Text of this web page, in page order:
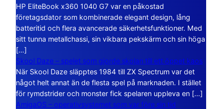
HP EliteBook x360 1040 G7 var en påkostad
företagsdator som kombinerade elegant design, lång
batteritid och flera avancerade säkerhetsfunktioner. Med
sitt tunna metallchassi, sin vikbara pekskärm och sin höga
[…]
Skool Daze – spelet som gjorde skolan till ett öppet kaos
När Skool Daze släpptes 1984 till ZX Spectrum var det
något helt annat än de flesta spel på marknaden. I stället
för rymdstrider och monster fick spelaren uppleva en […]
AmigaOS – operativsystemet som var före sin tid